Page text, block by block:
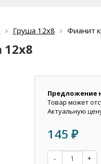
Груша 12х8 Фианит
Предложение
Товар может
Актуальную
145 ₽
- +